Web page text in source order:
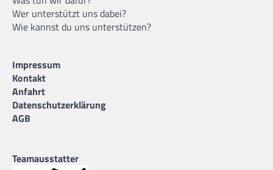
Wer unterstützt uns dabei?
Wie kannst du uns unterstützen?
Impressum
Kontakt
Anfahrt
Datenschutzerklärung
AGB
Teamausstatter